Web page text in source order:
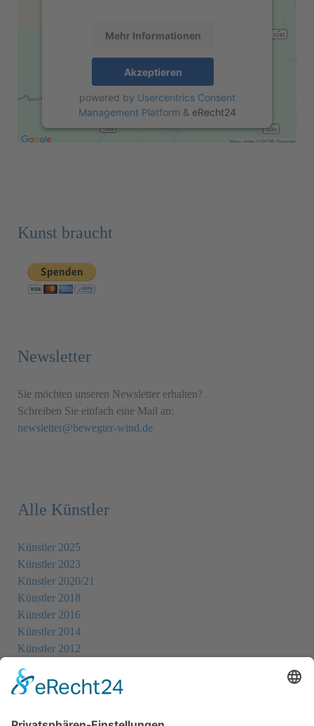
Mehr Informationen
Akzeptieren
powered by Usercentrics Consent
Management Platform & eRecht24
Kunst braucht
Newsletter
Sie möchten unseren Newsletter erhalten?
Schreiben Sie einfach eine Mail an:
newsletter@bewegter-wind.de
Alle Künstler
Künstler 2025
Künstler 2023
Künstler 2020/21
Künstler 2018
Künstler 2016
Künstler 2014
Künstler 2012
Künstler 2008